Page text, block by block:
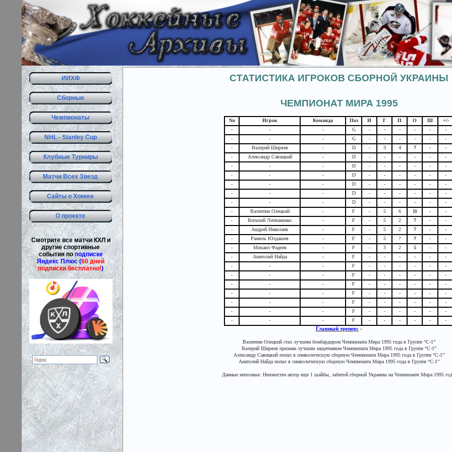
ИИХФ
Сборные
Чемпионаты
NHL - Stanley Cup
Клубные Турниры
Матчи Всех Звезд
Сайты о Хоккее
О проекте
Смотрите все матчи КХЛ и
другие спортивные
события поподписке
Яндекс Плюс (60 дней
подписки бесплатно!)
СТАТИСТИКА ИГРОКОВ СБОРНОЙ УКРАИНЫ
ЧЕМПИОНАТ МИРА 1995
No Игрок Команда Поз И Г П О Ш
+/-
-
- - G - - - - -
-
-
- - G - - - - -
-
-
Валерий Ширяев - D - 3 4 7 -
-
-
Александр Савицкий - D - - - - -
-
-
- - D - - - - -
-
-
- - D - - - - -
-
-
- - D - - - - -
-
-
- - D - - - - -
-
-
- - D - - - - -
-
-
Валентин Олецкий - F - 5 6 11 -
-
-
Виталий Литвиненко - F - 5 2 7 -
-
-
Андрей Николаев - F - 5 2 7 -
-
-
Рамиль Юлдашев - F - 5 ? ? -
-
-
Михаил Фадеев - F - 3 2 5 -
-
-
Анатолий Найда - F - - - - -
-
-
- - F - - - - -
-
-
- - F - - - - -
-
-
- - F - - - - -
-
-
- - F - - - - -
-
-
- - F - - - - -
-
-
- - F - - - - -
-
-
- - F - - - - -
-
Главный тренер: -
Валентин Олецкий стал лучшим бомбардиром Чемпионата Мира 1995 года в Группе “С-1”
Валерий Ширяев признан лучшим защитником Чемпионата Мира 1995 года в Группе “C-1”
Александр Савицкий попал в символическую сборную Чемпионата Мира 1995 года в Группе “C-1”
Анатолий Найда попал в символическую сборную Чемпионата Мира 1995 года в Группе “C-1”
Данные неполные: Неизвестен автор еще 1 шайбы, забитой сборной Украины на Чемпионате Мира 1995